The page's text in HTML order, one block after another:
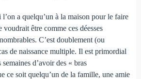
l’on a quelqu’un à la maison pour le faire
être comme ces déesses
C’est doublement (ou
de naissance multiple. Il est primordial
d’avoir des « bras
ce soit quelqu’un de la famille, une amie